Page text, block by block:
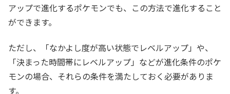
アップで進化するポケモンでも、この方法で進化すること
ができます。
ただし、「なかよし度が高い状態でレベルアップ」や、
「決まった時間帯にレベルアップ」などが進化条件のポケ
モンの場合、それらの条件を満たしておく必要がありま
す。